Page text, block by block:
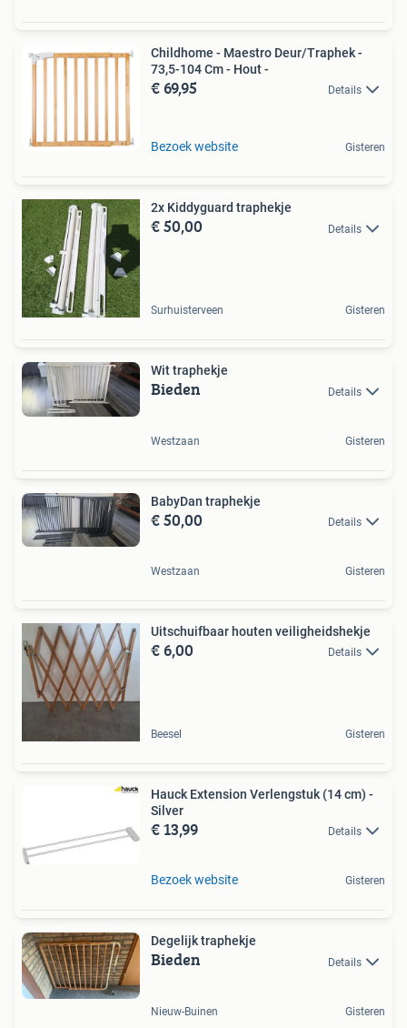
Childhome - Maestro Deur/Traphek -
73,5-104 Cm - Hout -
€ 69,95 Details
Bezoek website Gisteren
2x Kiddyguard traphekje
€ 50,00 Details
Surhuisterveen Gisteren
Wit traphekje
Bieden Details
Westzaan Gisteren
BabyDan traphekje
€ 50,00 Details
Westzaan Gisteren
Uitschuifbaar houten veiligheidshekje
€ 6,00 Details
Beesel Gisteren
Hauck Extension Verlengstuk (14 cm) -
Silver
€ 13,99 Details
Bezoek website Gisteren
Degelijk traphekje
Bieden Details
Nieuw-Buinen Gisteren